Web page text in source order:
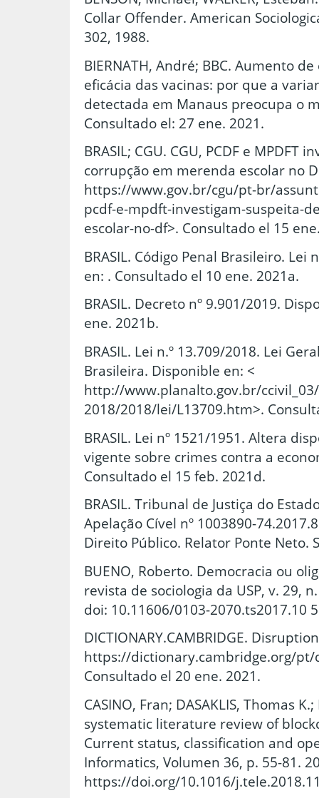
Collar Offender. American
302, 1988.
BIERNATH, André; BBC. Aumento
eficácia das vacinas: por que a
detectada em Manaus preocupa o
Consultado el: 27 ene. 2021.
BRASIL; CGU. CGU, PCDF e MPDFT
corrupção em merenda escolar no
https://www.gov.br/cgu/pt-br/
pcdf-e-mpdft-investigam-suspeita-
escolar-no-df>. Consultado el 15
BRASIL. Código Penal Brasileiro. Lei
en: . Consultado el 10 ene. 2021a.
BRASIL. Decreto nº 9.901/2019.
ene. 2021b.
BRASIL. Lei n.º 13.709/2018. Lei
Brasileira. Disponible en: <
http://www.planalto.gov.br/
2018/2018/lei/L13709.htm>.
BRASIL. Lei nº 1521/1951. Altera
vigente sobre crimes contra a
Consultado el 15 feb. 2021d.
BRASIL. Tribunal de Justiça do
Apelação Cível nº 1003890-
Direito Público. Relator Ponte Neto.
BUENO, Roberto. Democracia ou
revista de sociologia da USP, v. 29,
doi: 10.11606/0103-2070.ts2017.10
DICTIONARY.CAMBRIDGE.
https://dictionary.cambridge.org/
Consultado el 20 ene. 2021.
CASINO, Fran; DASAKLIS, Thomas
systematic literature review of
Current status, classification and
Informatics, Volumen 36, p. 55-81.
https://doi.org/10.1016/